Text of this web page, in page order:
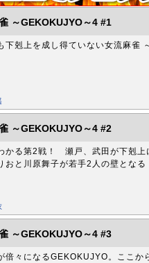
～GEKOKUJYO～4 #1
下剋上を成し得ていない女流麻雀
～GEKOKUJYO～4 #2
かる第2戦！ 瀬戸、武田が下剋
おと川原舞子が若手2人の壁とな
～GEKOKUJYO～4 #3
倍々になるGEKOKUJYO。ここ